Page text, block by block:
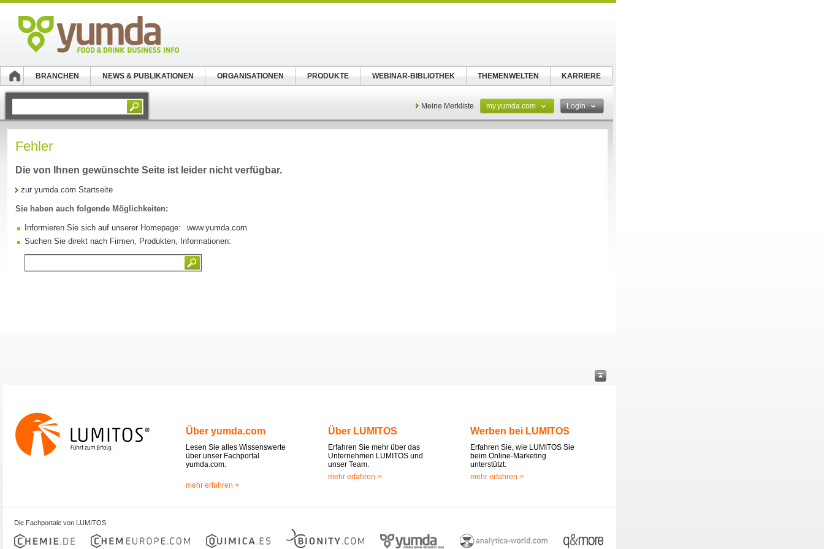
Meine Merkliste my.yumda.com Login
Fehler
Die von Ihnen gewünschte Seite ist leider nicht verfügbar.
zur yumda.com Startseite
Sie haben auch folgende Möglichkeiten:
Informieren Sie sich auf unserer Homepage:
www.yumda.com
Suchen Sie direkt nach Firmen, Produkten, Informationen:
BRANCHEN NEWS & PUBLIKATIONEN ORGANISATIONEN PRODUKTE WEBINAR-BIBLIOTHEK THEMENWELTEN KARRIERE
Über yumda.com
Lesen Sie alles Wissenswerte
über unser Fachportal
yumda.com.
mehr erfahren >
Über LUMITOS
Erfahren Sie mehr über das
Unternehmen LUMITOS und
unser Team.
mehr erfahren >
Werben bei LUMITOS
Erfahren Sie, wie LUMITOS Sie
beim Online-Marketing
unterstützt.
mehr erfahren >
Die Fachportale von LUMITOS